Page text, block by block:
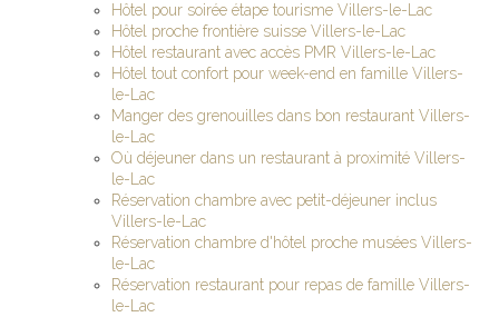
Hôtel pour soirée étape tourisme Villers-le-Lac
Hôtel proche frontière suisse Villers-le-Lac
Hôtel restaurant avec accès PMR Villers-le-Lac
Hôtel tout confort pour week-end en famille Villers-
le-Lac
Manger des grenouilles dans bon restaurant Villers-
le-Lac
Où déjeuner dans un restaurant à proximité Villers-
le-Lac
Réservation chambre avec petit-déjeuner inclus
Villers-le-Lac
Réservation chambre d'hôtel proche musées Villers-
le-Lac
Réservation restaurant pour repas de famille Villers-
le-Lac